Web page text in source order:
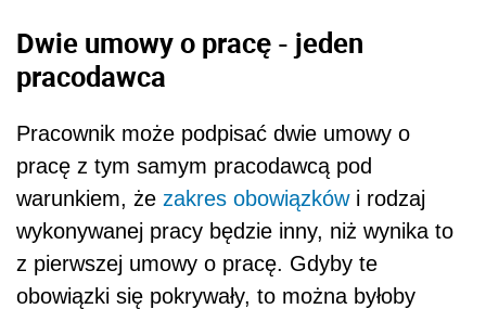
Dwie umowy o pracę - jeden
pracodawca
Pracownik może podpisać dwie umowy o
pracę z tym samym pracodawcą pod
warunkiem, że zakres obowiązkówi rodzaj
wykonywanej pracy będzie inny, niż wynika to
z pierwszej umowy o pracę. Gdyby te
obowiązki się pokrywały, to można byłoby